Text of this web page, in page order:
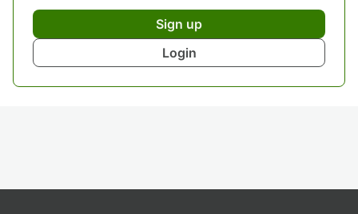
Sign up
Login